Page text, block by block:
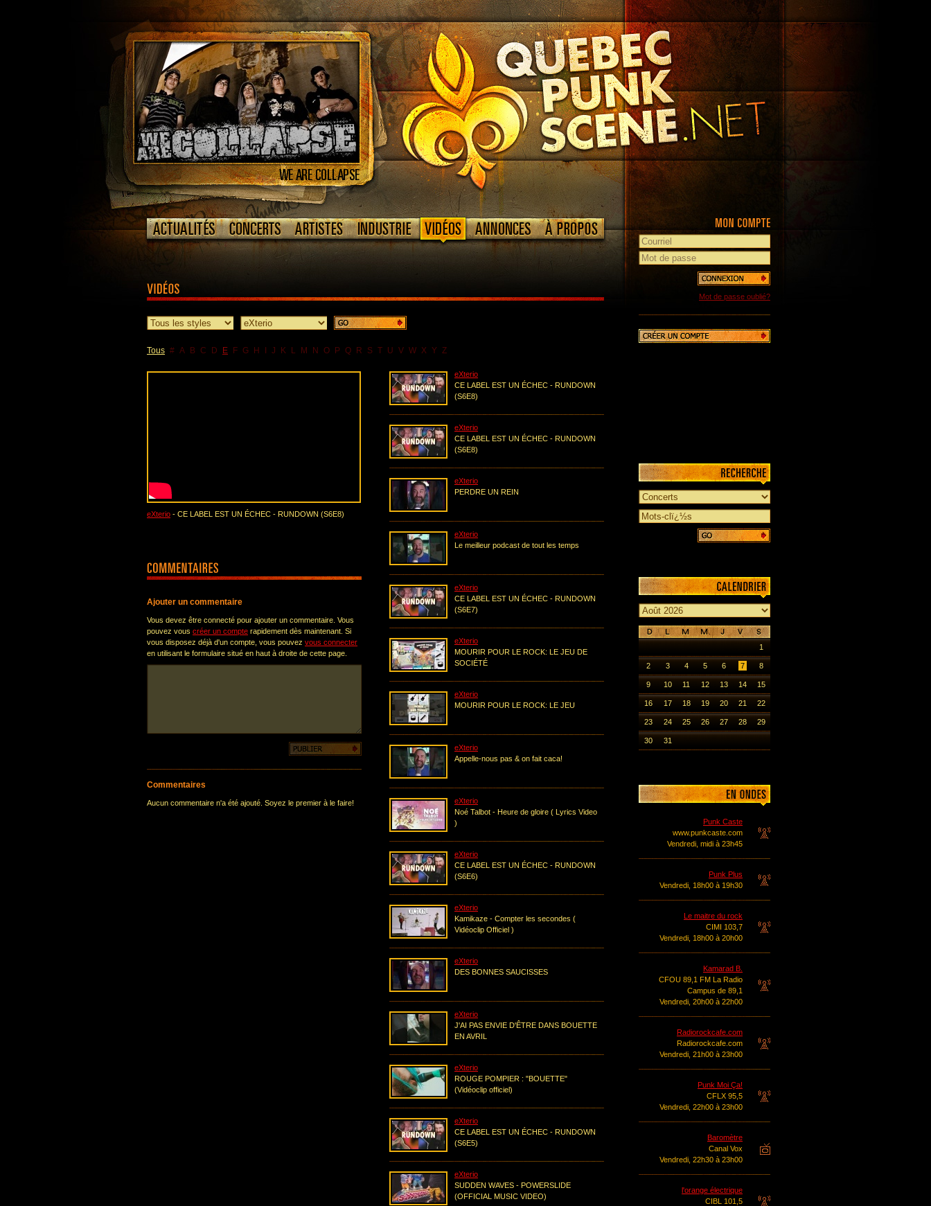
Tous # A B C D E F G H J K L M N O P Q R S T U V W X Y Z
eXterio - CE LABEL EST UN ÉCHEC - RUNDOWN (S6E8)
Ajouter un commentaire
Vous devez être connecté pour ajouter un commentaire. Vous
pouvez vous créer un compte rapidement dès maintenant. Si
vous disposez déjà d'un compte, vous pouvez vous connecter
en utilisant le formulaire situé en haut à droite de cette page.
Commentaires
Aucun commentaire n'a été ajouté. Soyez le premier à le faire!
eXterio
CE LABEL EST UN ÉCHEC - RUNDOWN
(S6E8)
eXterio
CE LABEL EST UN ÉCHEC - RUNDOWN
(S6E8)
eXterio
PERDRE UN REIN
eXterio
Le meilleur podcast de tout les temps
eXterio
CE LABEL EST UN ÉCHEC - RUNDOWN
(S6E7)
eXterio
MOURIR POUR LE ROCK: LE JEU DE
SOCIÉTÉ
eXterio
MOURIR POUR LE ROCK: LE JEU
eXterio
Appelle-nous pas & on fait caca!
eXterio
Noé Talbot - Heure de gloire ( Lyrics Video
)
eXterio
CE LABEL EST UN ÉCHEC - RUNDOWN
(S6E6)
eXterio
Kamikaze - Compter les secondes (
Vidéoclip Officiel )
eXterio
DES BONNES SAUCISSES
eXterio
J'AI PAS ENVIE D'ÊTRE DANS BOUETTE
EN AVRIL
eXterio
ROUGE POMPIER : "BOUETTE"
(Vidéoclip officiel)
eXterio
CE LABEL EST UN ÉCHEC - RUNDOWN
(S6E5)
eXterio
SUDDEN WAVES - POWERSLIDE
(OFFICIAL MUSIC VIDEO)
Mot de passe oublié?
1
2 3 4 5 6 7 8
9 10 11 12 13 14 15
16 17 18 19 20 21 22
23 24 25 26 27 28 29
30 31
Punk Caste
www.punkcaste.com
Vendredi, midi à 23h45
Punk Plus
Vendredi, 18h00 à 19h30
Le maitre du rock
CIMI 103,7
Vendredi, 18h00 à 20h00
Kamarad B.
CFOU 89,1 FM La Radio
Campus de 89,1
Vendredi, 20h00 à 22h00
Radiorockcafe.com
Radiorockcafe.com
Vendredi, 21h00 à 23h00
Punk Moi Ça!
CFLX 95,5
Vendredi, 22h00 à 23h00
Baromètre
Canal Vox
Vendredi, 22h30 à 23h00
l'orange électrique
CIBL 101,5